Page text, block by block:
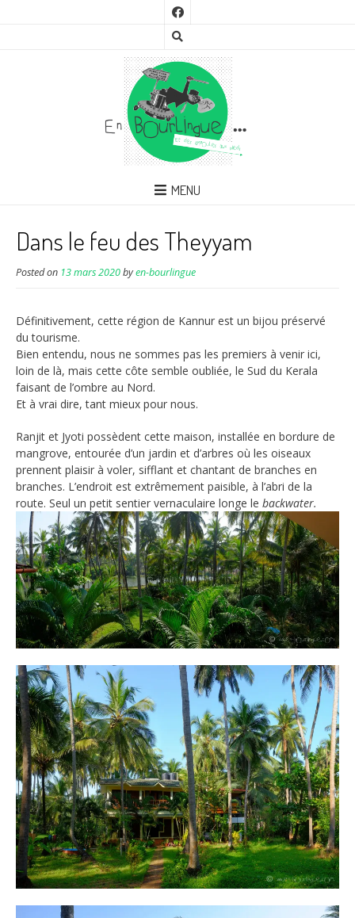
MENU
Dans le feu des Theyyam
Posted on 13 mars 2020byen-bourlingue
Définitivement, cette région de Kannur est un bijou préservé
du tourisme.
Bien entendu, nous ne sommes pas les premiers à venir ici,
loin de là, mais cette côte semble oubliée, le Sud du Kerala
faisant de l’ombre au Nord.
Et à vrai dire, tant mieux pour nous.
Ranjit et Jyoti possèdent cette maison, installée en bordure de
mangrove, entourée d’un jardin et d’arbres où les oiseaux
prennent plaisir à voler, sifflant et chantant de branches en
branches. L’endroit est extrêmement paisible, à l’abri de la
route. Seul un petit sentier vernaculaire longe le backwater.